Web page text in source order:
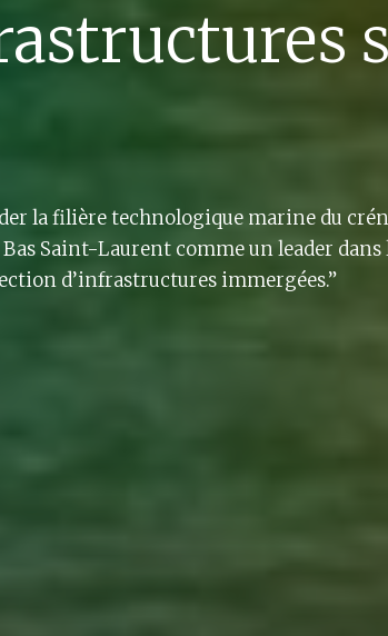
la filière technologique marine du
Bas Saint-Laurent comme un leader
d’infrastructures immergées.”